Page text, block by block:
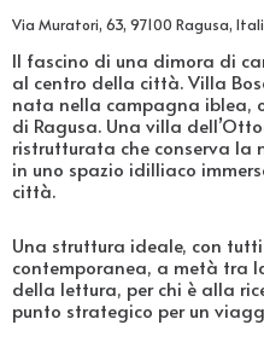
Via Muratori, 63, 97100 Ragusa,
Il fascino di una dimora di
al centro della città. Villa
nata nella campagna iblea,
di Ragusa. Una villa
ristrutturata che conserva la
in uno spazio idilliaco
città.
Una struttura ideale, con
contemporanea, a metà tra
della lettura, per chi è alla
punto strategico per un